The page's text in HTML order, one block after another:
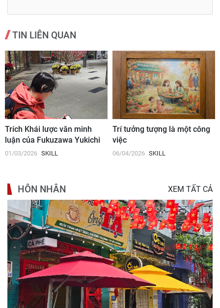
TIN LIÊN QUAN
Trích Khái lược văn minh
luận của Fukuzawa Yukichi
01/03/2026 SKILL
Trí tưởng tượng là một công
việc
06/04/2026 SKILL
HÔN NHÂN XEM TẤT CẢ